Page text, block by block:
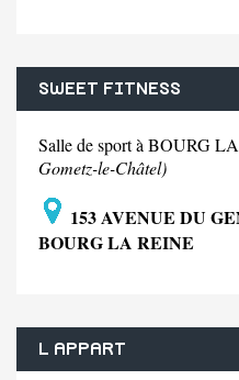
SWEET FITNESS
Salle de sport à BOURG
Gometz-le-Châtel)
153 AVENUE DU
BOURG LA REINE
L APPART